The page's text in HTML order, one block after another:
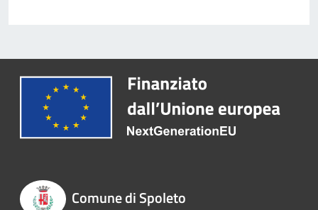
Comune di Spoleto